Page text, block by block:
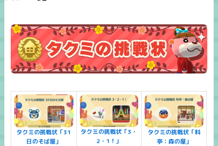
タクミの挑戦状「31
日のそば屋」
タクミの挑戦状「3・
2・1！」
タクミの挑戦状「料
亭：森の屋」